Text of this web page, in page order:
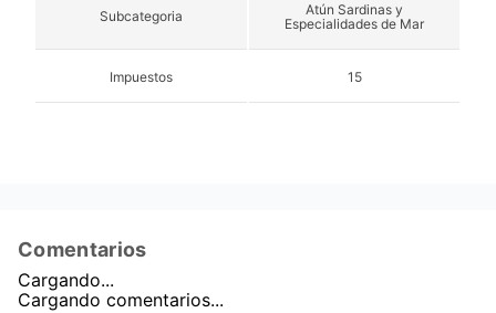
Subcategoria
Atún Sardinas y
Especialidades de Mar
Impuestos 15
Comentarios
Cargando...
Cargando comentarios...